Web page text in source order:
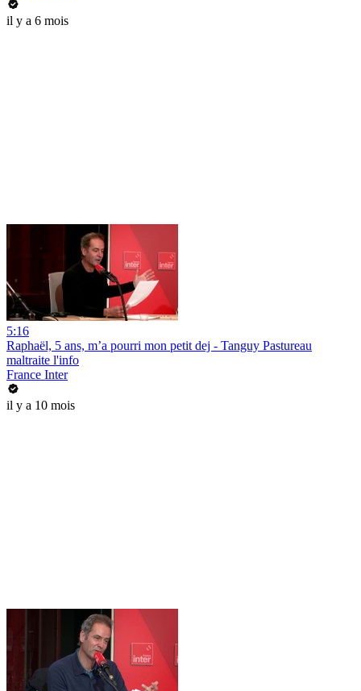
il y a 6 mois
5:16
Raphaël, 5 ans, m’a pourri mon petit dej - Tanguy Pastureau
maltraite l'info
France Inter
il y a 10 mois